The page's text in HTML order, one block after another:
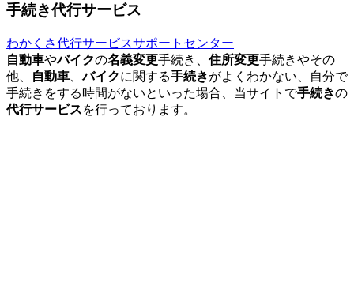
手続き代行サービス
わかくさ代行サービスサポートセンター
自動車やバイクの名義変更手続き、 住所変更手続きやその
他、
自動車 、バイクに関する手続きがよくわかない、自分で
手続きをする時間がないといった場合、当サイトで手続きの
代行サービスを行っております。